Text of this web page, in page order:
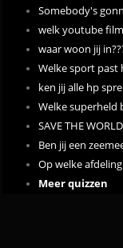
Somebody's
welk youtube
waar woon jij
Welke sport past
ken jij alle hp
Welke superheld
SAVE THE
Ben jij een
Op welke
Meer quizzen